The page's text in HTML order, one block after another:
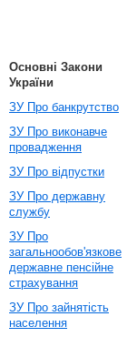
Основні Закони
України
ЗУ Про банкрутство
ЗУ Про виконавче
провадження
ЗУ Про відпустки
ЗУ Про державну
службу
ЗУ Про
загальнообов'язкове
державне пенсійне
страхування
ЗУ Про зайнятість
населення